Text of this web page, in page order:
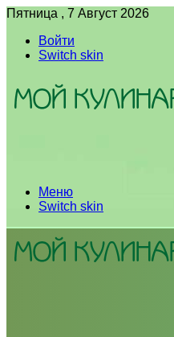
Пятница , 7 Август 2026
Войти
Switch skin
Меню
Switch skin